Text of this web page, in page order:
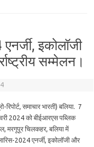
इकोलॉजी
सम्मेलन।
रिपोर्ट, समाचार भारती) बलिया. 7
2024 को बीईआरएस पब्लिक
मरगूपूर चिलकहर, बलिया में
2024 एनर्जी, इकोलॉजी और